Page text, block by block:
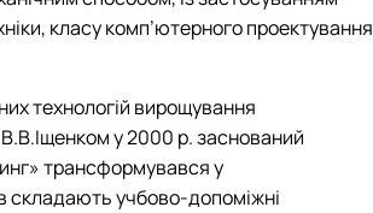
ініціатива – 2025»
класу комп’ютерного проектування
технологій вирощування
В.В.Іщенком у 2000 р. заснований
трансформувався у
складають учбово-допоміжні